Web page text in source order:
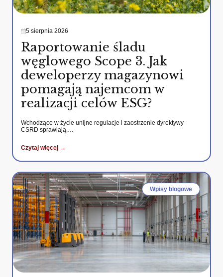
5 sierpnia 2026
Raportowanie śladu
węglowego Scope 3. Jak
deweloperzy magazynowi
pomagają najemcom w
realizacji celów ESG?
Wchodzące w życie unijne regulacje i zaostrzenie dyrektywy
CSRD sprawiają,…
Czytaj więcej →
Wpisy blogowe